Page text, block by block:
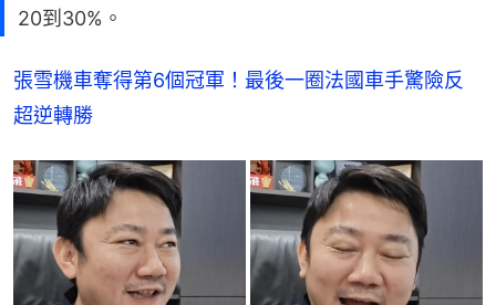
20到30%。
張雪機車奪得第6個冠軍！最後一圈法國車手驚險反
超逆轉勝